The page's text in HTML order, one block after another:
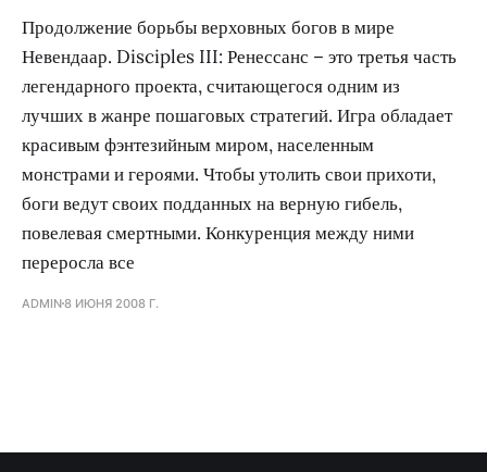
Продолжение борьбы верховных богов в мире
Невендаар. Disciples III: Ренессанс – это третья часть
легендарного проекта, считающегося одним из
лучших в жанре пошаговых стратегий. Игра обладает
красивым фэнтезийным миром, населенным
монстрами и героями. Чтобы утолить свои прихоти,
боги ведут своих подданных на верную гибель,
повелевая смертными. Конкуренция между ними
переросла все
ADMIN8 ИЮНЯ 2008 Г.